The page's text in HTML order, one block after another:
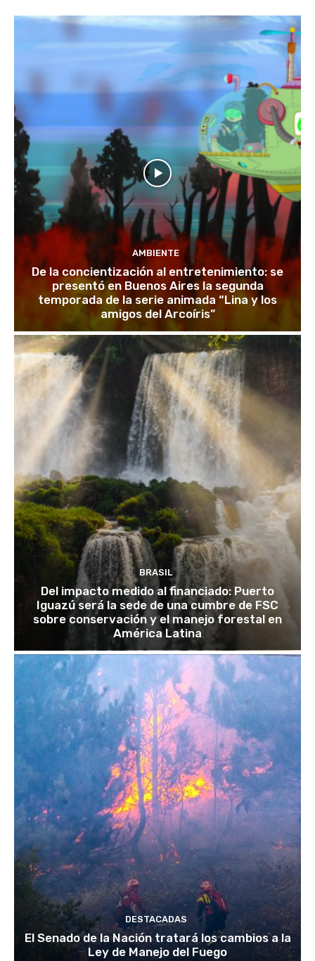
AMBIENTE
De la concientización al entretenimiento: se
presentó en Buenos Aires la segunda
temporada de la serie animada “Lina y los
amigos del Arcoíris”
BRASIL
Del impacto medido al financiado: Puerto
Iguazú será la sede de una cumbre de FSC
sobre conservación y el manejo forestal en
América Latina
DESTACADAS
El Senado de la Nación tratará los cambios a la
Ley de Manejo del Fuego